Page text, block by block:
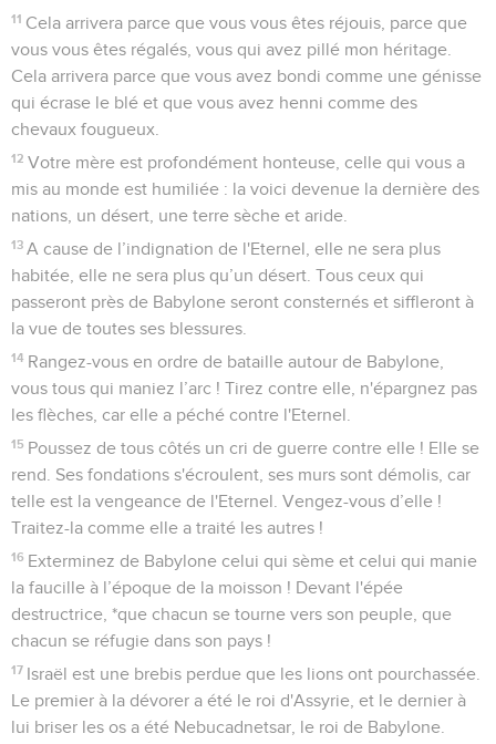
11 Cela arrivera parce que vous vous êtes réjouis, parce que
vous vous êtes régalés, vous qui avez pillé mon héritage.
Cela arrivera parce que vous avez bondi comme une génisse
qui écrase le blé et que vous avez henni comme des
chevaux fougueux.
12 Votre mère est profondément honteuse, celle qui vous a
mis au monde est humiliée : la voici devenue la dernière des
nations, un désert, une terre sèche et aride.
13 A cause de l’indignation de l'Eternel, elle ne sera plus
habitée, elle ne sera plus qu’un désert. Tous ceux qui
passeront près de Babylone seront consternés et siffleront à
la vue de toutes ses blessures.
14 Rangez-vous en ordre de bataille autour de Babylone,
vous tous qui maniez l’arc ! Tirez contre elle, n'épargnez pas
les flèches, car elle a péché contre l'Eternel.
15 Poussez de tous côtés un cri de guerre contre elle ! Elle se
rend. Ses fondations s'écroulent, ses murs sont démolis, car
telle est la vengeance de l'Eternel. Vengez-vous d’elle !
Traitez-la comme elle a traité les autres !
16 Exterminez de Babylone celui qui sème et celui qui manie
la faucille à l’époque de la moisson ! Devant l'épée
destructrice, *que chacun se tourne vers son peuple, que
chacun se réfugie dans son pays !
17 Israël est une brebis perdue que les lions ont pourchassée.
Le premier à la dévorer a été le roi d'Assyrie, et le dernier à
lui briser les os a été Nebucadnetsar, le roi de Babylone.